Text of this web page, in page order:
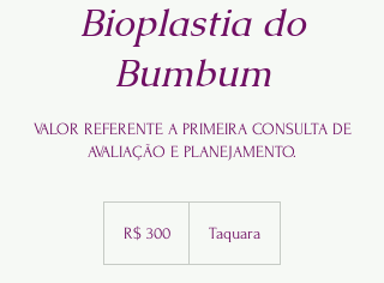
Bioplastia do
Bumbum
VALOR REFERENTE A PRIMEIRA CONSULTA DE
AVALIAÇÃO E PLANEJAMENTO.
brasileiros
R$ 300 Taquara